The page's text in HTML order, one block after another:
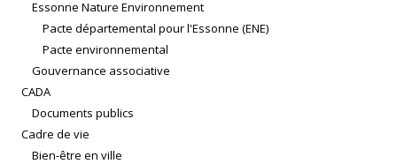
Essonne Nature Environnement
Pacte départemental pour l'Essonne (ENE)
Pacte environnemental
Gouvernance associative
CADA
Documents publics
Cadre de vie
Bien-être en ville